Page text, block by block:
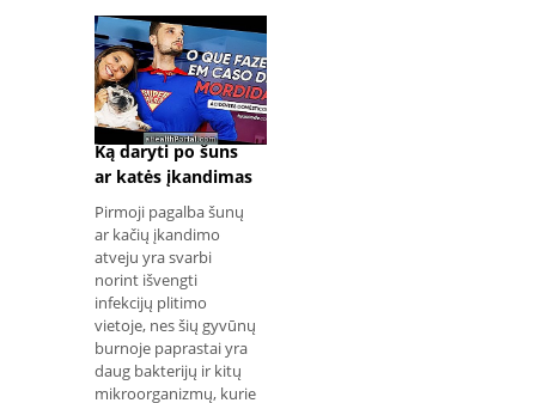
Skambinkite greitosios
pagalbos automobiliu ,
skambinkite 192 arba
eikite į ER. Dislokacijos
dažniausiai pasir
Ką daryti po šuns
ar katės įkandimas
Pirmoji pagalba šunų
ar kačių įkandimo
atveju yra svarbi
norint išvengti
infekcijų plitimo
vietoje, nes šių gyvūnų
burnoje paprastai yra
daug bakterijų ir kitų
mikroorganizmų, kurie